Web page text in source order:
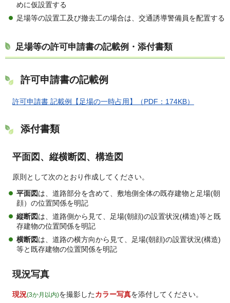
めに仮設置する
足場等の設置工及び撤去工の場合は、交通誘導警備員を配置する
足場等の許可申請書の記載例・添付書類
許可申請書の記載例
許可申請書 記載例【足場の一時占用】（PDF：174KB）
添付書類
平面図、縦横断図、構造図
原則として次のとおり作成してください。
平面図は、道路部分を含めて、敷地側全体の既存建物と足場(朝
顔）の位置関係を明記
縦断図は、道路側から見て、足場(朝顔)の設置状況(構造)等と既
存建物の位置関係を明記
横断図は、道路の横方向から見て、足場(朝顔)の設置状況(構造)
等と既存建物の位置関係を明記
現況写真
現況(3か月以内)を撮影したカラー写真を添付してください。